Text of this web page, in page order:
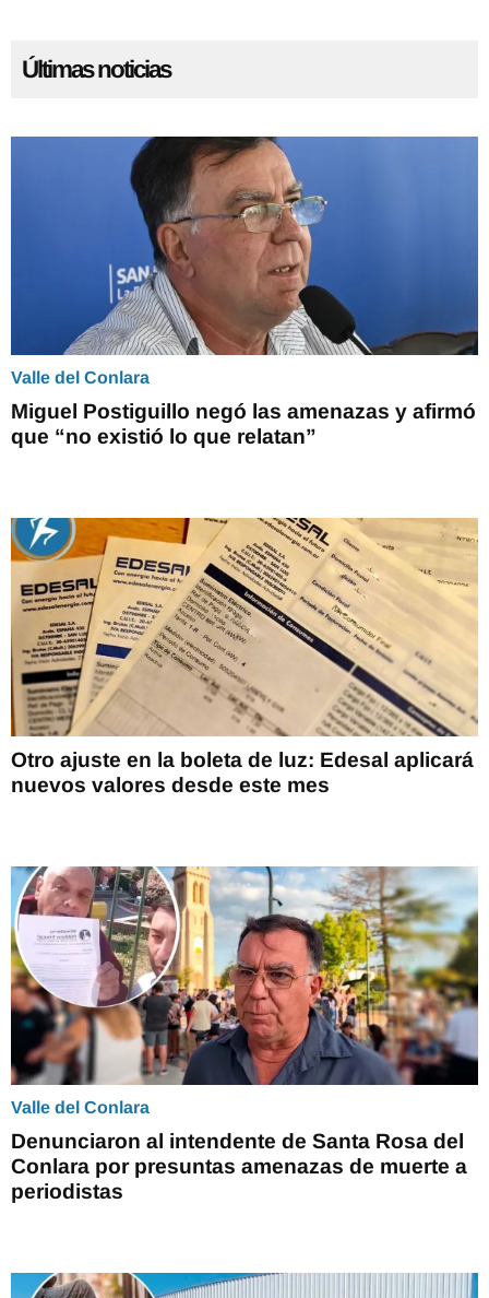
Últimas noticias
Valle del Conlara
Miguel Postiguillo negó las amenazas y afirmó
que “no existió lo que relatan”
Otro ajuste en la boleta de luz: Edesal aplicará
nuevos valores desde este mes
Valle del Conlara
Denunciaron al intendente de Santa Rosa del
Conlara por presuntas amenazas de muerte a
periodistas